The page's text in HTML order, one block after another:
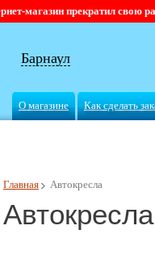
магазин прекратил свою
Барнаул
О магазине Как сделать
Главная Автокресла
Автокресла